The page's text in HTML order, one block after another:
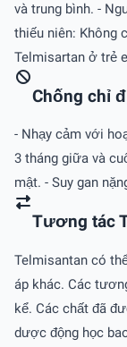
và trung bình. -
thiếu niên: Không
Telmisartan ở trẻ
Chống chỉ
- Nhạy cảm với
3 tháng giữa và
mật. - Suy gan
Tương tác
Telmisantan có
áp khác. Các
kể. Các chất đã
dược động học